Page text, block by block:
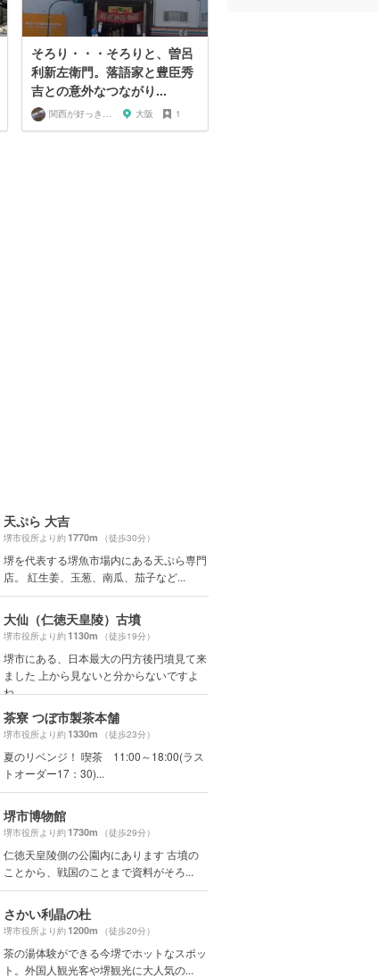
そろり・・・そろりと、曽呂
利新左衛門。落語家と豊臣秀
吉との意外なつながり...
関西が好っきゃねん 大阪 1
天ぷら 大吉
堺市役所より約1770m （徒歩30分）
堺を代表する堺魚市場内にある天ぷら専門
店。 紅生姜、玉葱、南瓜、茄子など...
大仙（仁徳天皇陵）古墳
堺市役所より約1130m （徒歩19分）
堺市にある、日本最大の円方後円墳見て来
ました 上から見ないと分からないですよ
ね
茶寮 つぼ市製茶本舗
堺市役所より約1330m （徒歩23分）
夏のリベンジ！ 喫茶 11:00～18:00(ラス
トオーダー17：30)...
堺市博物館
堺市役所より約1730m （徒歩29分）
仁徳天皇陵側の公園内にあります 古墳の
ことから、戦国のことまで資料がそろ...
さかい利晶の杜
堺市役所より約1200m （徒歩20分）
茶の湯体験ができる今堺でホットなスポッ
ト。外国人観光客や堺観光に大人気の...